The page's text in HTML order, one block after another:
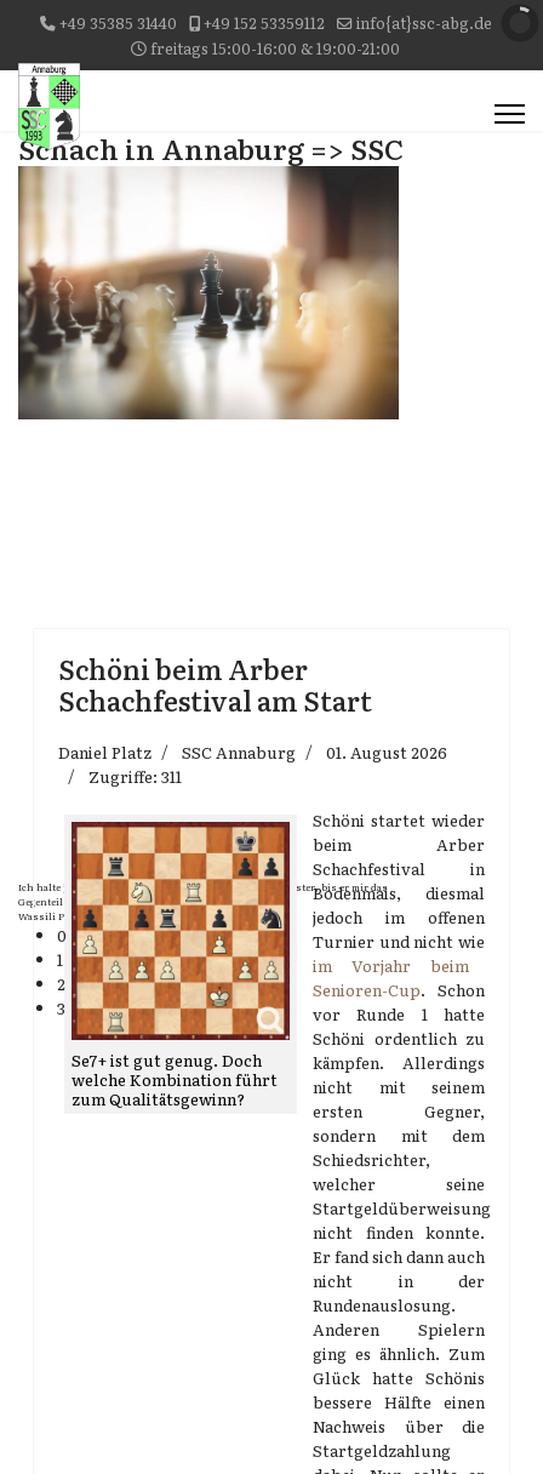
+49 35385 31440 +49 152 53359112
info{at}ssc-abg.de
freitags 15:00-16:00 & 19:00-21:00
Schach in Annaburg => SSC
Ich halte jeden, mit dem ich spiele, so lange für einen Meister, bis er mir das
Gegenteil bewiesen hat.
Wassili Panow
0
1
2
3
Schöni beim Arber
Schachfestival am Start
Daniel Platz SSC Annaburg
01. August 2026
Zugriffe: 311
Se7+ ist gut genug. Doch
welche Kombination führt
zum Qualitätsgewinn?
Schöni startet wieder
beim Arber
Schachfestival in
Bodenmais, diesmal
jedoch im offenen
Turnier und nicht wie
im Vorjahr beim
Senioren-Cup. Schon
vor Runde 1 hatte
Schöni ordentlich zu
kämpfen. Allerdings
nicht mit seinem
ersten Gegner,
sondern mit dem
Schiedsrichter,
welcher seine
Startgeldüberweisung
nicht finden konnte.
Er fand sich dann auch
nicht in der
Rundenauslosung.
Anderen Spielern
ging es ähnlich. Zum
Glück hatte Schönis
bessere Hälfte einen
Nachweis über die
Startgeldzahlung